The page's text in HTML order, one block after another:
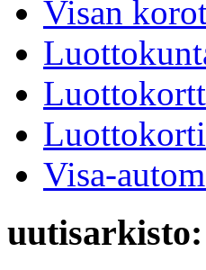
Visan
Visa-
uutisarkisto: